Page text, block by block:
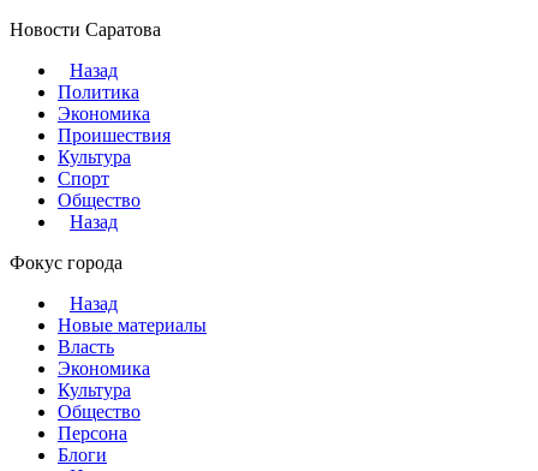
Новости Саратова
Назад
Политика
Экономика
Проишествия
Культура
Спорт
Общество
Назад
Фокус города
Назад
Новые материалы
Власть
Экономика
Культура
Общество
Персона
Блоги